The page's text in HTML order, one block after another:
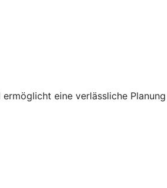
eine verlässliche Planung